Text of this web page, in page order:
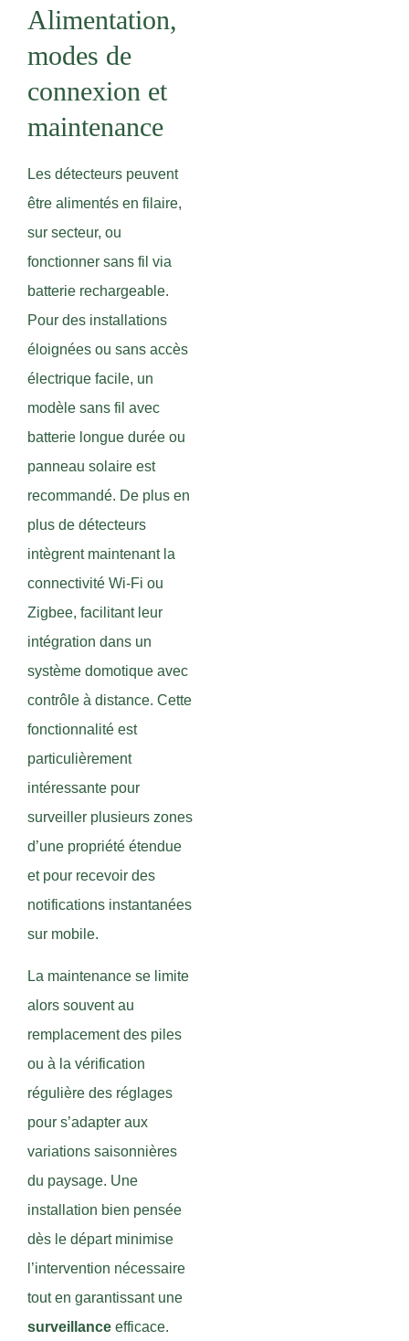
Alimentation,
modes de
connexion et
maintenance
Les détecteurs peuvent
être alimentés en filaire,
sur secteur, ou
fonctionner sans fil via
batterie rechargeable.
Pour des installations
éloignées ou sans accès
électrique facile, un
modèle sans fil avec
batterie longue durée ou
panneau solaire est
recommandé. De plus en
plus de détecteurs
intègrent maintenant la
connectivité Wi-Fi ou
Zigbee, facilitant leur
intégration dans un
système domotique avec
contrôle à distance. Cette
fonctionnalité est
particulièrement
intéressante pour
surveiller plusieurs zones
d’une propriété étendue
et pour recevoir des
notifications instantanées
sur mobile.
La maintenance se limite
alors souvent au
remplacement des piles
ou à la vérification
régulière des réglages
pour s’adapter aux
variations saisonnières
du paysage. Une
installation bien pensée
dès le départ minimise
l’intervention nécessaire
tout en garantissant une
surveillance efficace.